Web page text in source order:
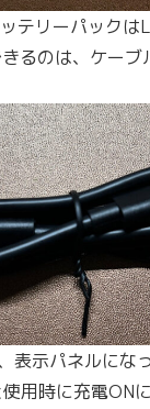
テリーパック
るのは、ケー
示パネルにな
用時に充電ON